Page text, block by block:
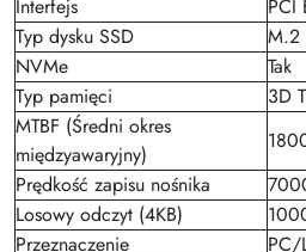
Interfejs
PCI
Typ dysku SSD
M.2
NVMe
Tak
Typ pamięci
3D
MTBF (Średni okres
międzyawaryjny)
Prędkość zapisu nośnika
Losowy odczyt (4KB)
Przeznaczenie
PC/